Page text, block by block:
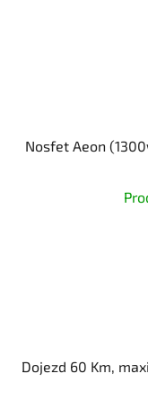
Nosfet Aeon
Dojezd 60 Km,